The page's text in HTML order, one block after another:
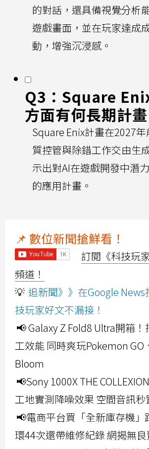
的對話，還具備視覺分析
遊戲畫面，並在玩家達成
動，增強沉浸感。
Q3：Square
方面有何長期計畫
Square Enix計畫在2027
質控管與除錯工作交由生
示出對AI在遊戲開發中潛
的應用計畫。
📌 數位新聞搶鮮看！
訂閱《科技玩
頻道！
💡 追新聞》》在Google
技玩家好文不漏接！
📢 Galaxy Z Fold8 Ultra開箱
工效能 同時爽玩Pokemon GO
Bloom
📢Sony 1000X THE
工地實測降噪效果 空間音訊
📢電商平台買「全新庫存機」
環44次還帶維修紀錄 網揭無